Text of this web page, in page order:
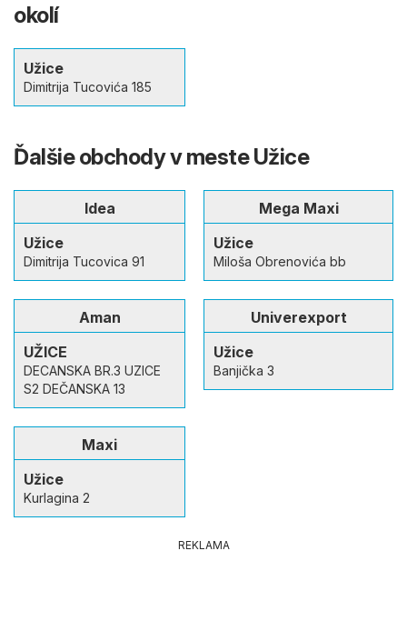
okolí
Užice
Dimitrija Tucovića 185
Ďalšie obchody v meste Užice
Idea
Užice
Dimitrija Tucovica 91
Mega Maxi
Užice
Miloša Obrenovića bb
Aman
UŽICE
DECANSKA BR.3 UZICE
S2 DEČANSKA 13
Univerexport
Užice
Banjička 3
Maxi
Užice
Kurlagina 2
REKLAMA